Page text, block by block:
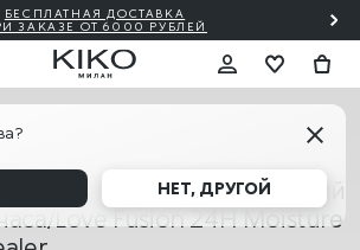
БЕСПЛАТНАЯ ДОСТАВКА
ЗАКАЗЕ ОТ 6000 РУБЛЕЙ
НЕТ, ДРУГОЙ
сияющий и увлажняющий
Love Fusion 24H Moisture